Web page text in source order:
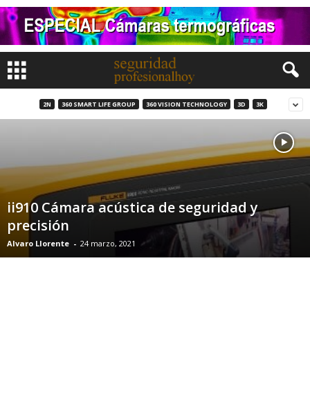
2N 360 SMART LIFE GROUP 360 VISION TECHNOLOGY 3D 3K
ii910 Cámara acústica de seguridad y
precisión
Alvaro Llorente - 24 marzo, 2021